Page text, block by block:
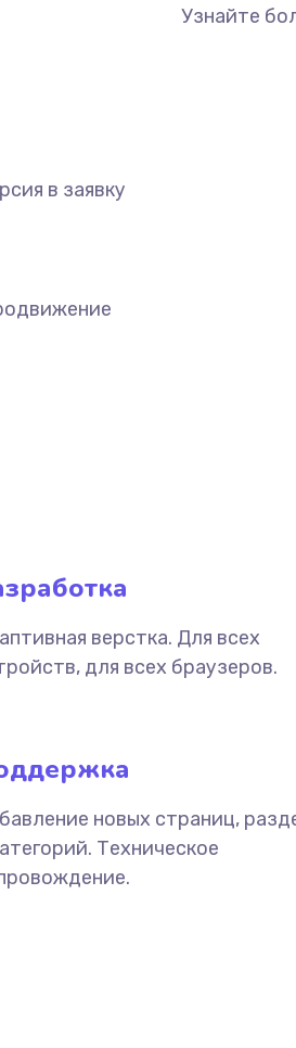
Узнайте
в заявку
верстка. Для всех
для всех браузеров.
новых страниц,
Техническое